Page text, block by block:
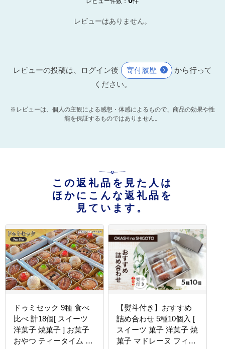
レビューはありません。
レビューの投稿は、ログイン後 寄付履歴
から行って
ください。
※レビューは、個人の主観による感想・体感によるもので、商品の効果や性
能を保証するものではありません。
この返礼品を見た人は
ほかにこんな返礼品を
見ています。
ドゥミセック 9種 食べ
比べ 計18個[ スイーツ
洋菓子 焼菓子 ] お菓子
おやつ ティータイム し
【熨斗付き】おすすめ
詰め合わせ 5種10個入 [
スイーツ 菓子 洋菓子 焼
菓子 マドレーヌ フィナ